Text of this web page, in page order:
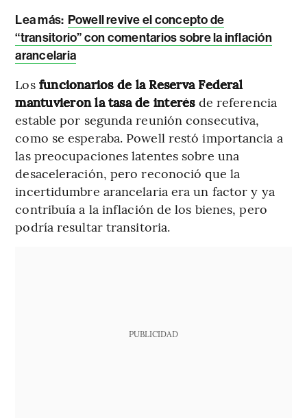
Lea más: Powell revive el concepto de
“transitorio” con comentarios sobre la inflación
arancelaria
Los funcionarios de la Reserva Federal
mantuvieron la tasa de interésde referencia
estable por segunda reunión consecutiva,
como se esperaba. Powell restó importancia a
las preocupaciones latentes sobre una
desaceleración, pero reconoció que la
incertidumbre arancelaria era un factor y ya
contribuía a la inflación de los bienes, pero
podría resultar transitoria.
PUBLICIDAD